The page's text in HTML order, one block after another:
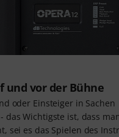
und vor der Bühne
oder Einsteiger in Sachen
das Wichtigste ist, dass
sei es das Spielen des